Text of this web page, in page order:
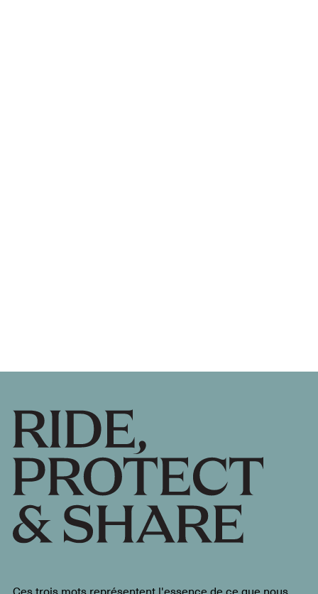
Ces trois mots représentent l'essence de ce que nous